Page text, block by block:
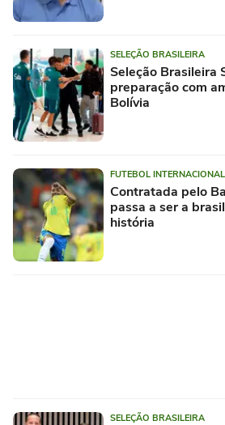
SELEÇÃO BRASILEIRA
Seleção Brasileira
preparação com
Bolívia
FUTEBOL INTERNACIONAL
Contratada pelo
passa a ser a
história
SELEÇÃO BRASILEIRA